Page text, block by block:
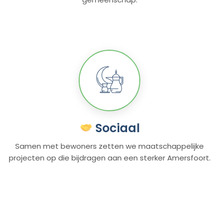
Sociaal
Samen met bewoners zetten we maatschappelijke
projecten op die bijdragen aan een sterker Amersfoort.